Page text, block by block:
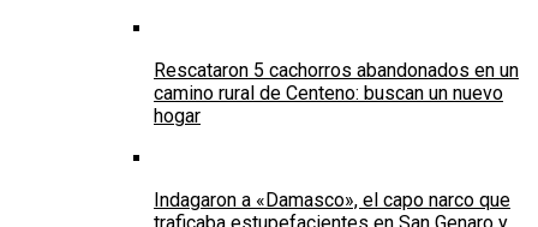
Rescataron 5 cachorros abandonados en un
camino rural de Centeno: buscan un nuevo
hogar
Indagaron a «Damasco», el capo narco que